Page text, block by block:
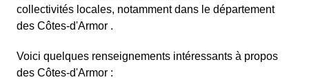
collectivités locales, notamment dans le département
des Côtes-d'Armor .
Voici quelques renseignements intéressants à propos
des Côtes-d'Armor :